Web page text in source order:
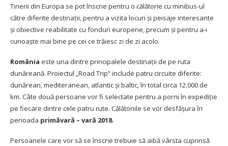
Tinerii din Europa se pot înscrie pentru o călătorie cu minibus-ul
către diferite destinații, pentru a vizita locuri și peisaje interesante
și obiective reabilitate cu fonduri europene, precum și pentru a-i
cunoaște mai bine pe cei ce trăiesc zi de zi acolo.
România este una dintre principalele destinații de pe ruta
dunăreană. Proiectul „Road Trip” include patru circuite diferite:
dunărean, mediteranean, atlantic și baltic, în total circa 12.000 de
km. Câte două persoane vor fi selectate pentru a porni în expediție
pe fiecare dintre cele patru rute. Călătoriile se vor desfășura în
perioada primăvară – vară 2018.
Persoanele care vor să se înscrie trebuie să aibă vârsta cuprinsă